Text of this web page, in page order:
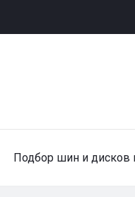
Подбор шин и дисков